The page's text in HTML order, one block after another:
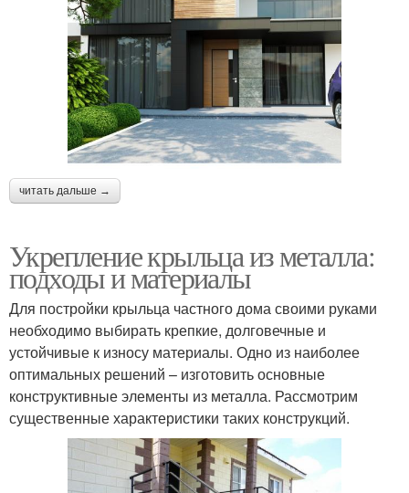
читать дальше →
Укрепление крыльца из металла:
подходы и материалы
Для постройки крыльца частного дома своими руками
необходимо выбирать крепкие, долговечные и
устойчивые к износу материалы. Одно из наиболее
оптимальных решений – изготовить основные
конструктивные элементы из металла. Рассмотрим
существенные характеристики таких конструкций.